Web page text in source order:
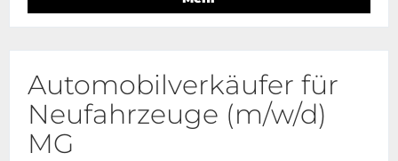
Automobilverkäufer für
Neufahrzeuge (m/w/d)
MG